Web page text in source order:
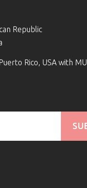
Republic
Rico, USA with